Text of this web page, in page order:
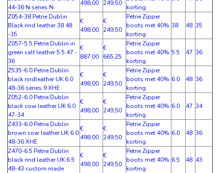
44-36 N series N
498,00 249,50
korting
Z054-38 Petrie Dublin
Black rind leather 38 48
-35
€
498,00
€
249,50
Petrie Zipper
boots met 40%
korting
38 48 35
Z057-5.5 Petrie Dublin in
green calf leather 5.5 47 -
36
€
887,00
€
665,25
Petrie Zipper
boots met 40%
korting
5.5 47 36
Z535-6.0 Petrie Dublin
black rindleather UK 6.0
48-36 series 9 XHE
€
498,00
€
249,50
Petrie Zipper
boots met 40%
korting
6.0 48 36
Z052-6.0 Petrie Dublin
black cow leather UK 6.0
47-34
€
498,00
€
249,50
Petrie Zipper
boots met 40%
korting
6.0 47 34
Z433-6.0 Petrie Dublin
brown cow leather UK 6.0
48-36 XHE
€
498,00
€
249,50
Petrie Zipper
boots met 40%
korting
6.0 48 36
Z470-6.5 Petrie Dublin
black rind leather UK 6.5
48-43 custom made
€
498,00
€
249,50
Petrie Zipper
boots met 40%
korting
6.5 48 43